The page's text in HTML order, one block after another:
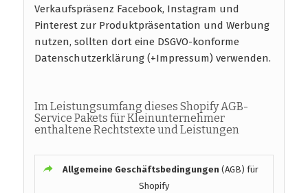
Verkaufspräsenz Facebook, Instagram und
Pinterest zur Produktpräsentation und Werbung
nutzen, sollten dort eine DSGVO-konforme
Datenschutzerklärung (+Impressum) verwenden.
Im Leistungsumfang dieses Shopify AGB-
Service Pakets für Kleinunternehmer
enthaltene Rechtstexte und Leistungen
Allgemeine Geschäftsbedingungen (AGB) für
Shopify